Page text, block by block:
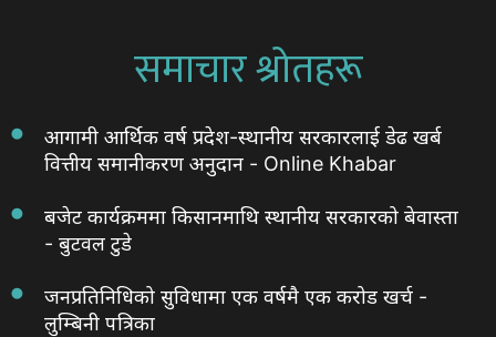
समाचार श्रोतहरू
आगामी आर्थिक वर्ष प्रदेश-स्थानीय सरकारलाई डेढ खर्ब
वित्तीय समानीकरण अनुदान - Online Khabar
बजेट कार्यक्रममा किसानमाथि स्थानीय सरकारको बेवास्ता
- बुटवल टुडे
जनप्रतिनिधिको सुविधामा एक वर्षमै एक करोड खर्च -
लुम्बिनी पत्रिका